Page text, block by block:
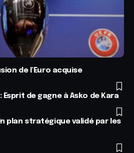
de l’Euro acquise
Esprit de gagne à Asko de Kara
plan stratégique validé par les